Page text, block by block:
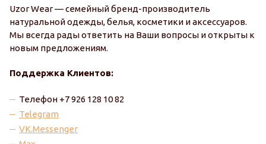
Uzor Wear — семейный бренд-производитель
натуральной одежды, белья, косметики и аксессуаров.
Мы всегда рады ответить на Ваши вопросы и открыты к
новым предложениям.
Поддержка Клиентов:
Телефон +7 926 128 10 82
Telegram
VK.Messenger